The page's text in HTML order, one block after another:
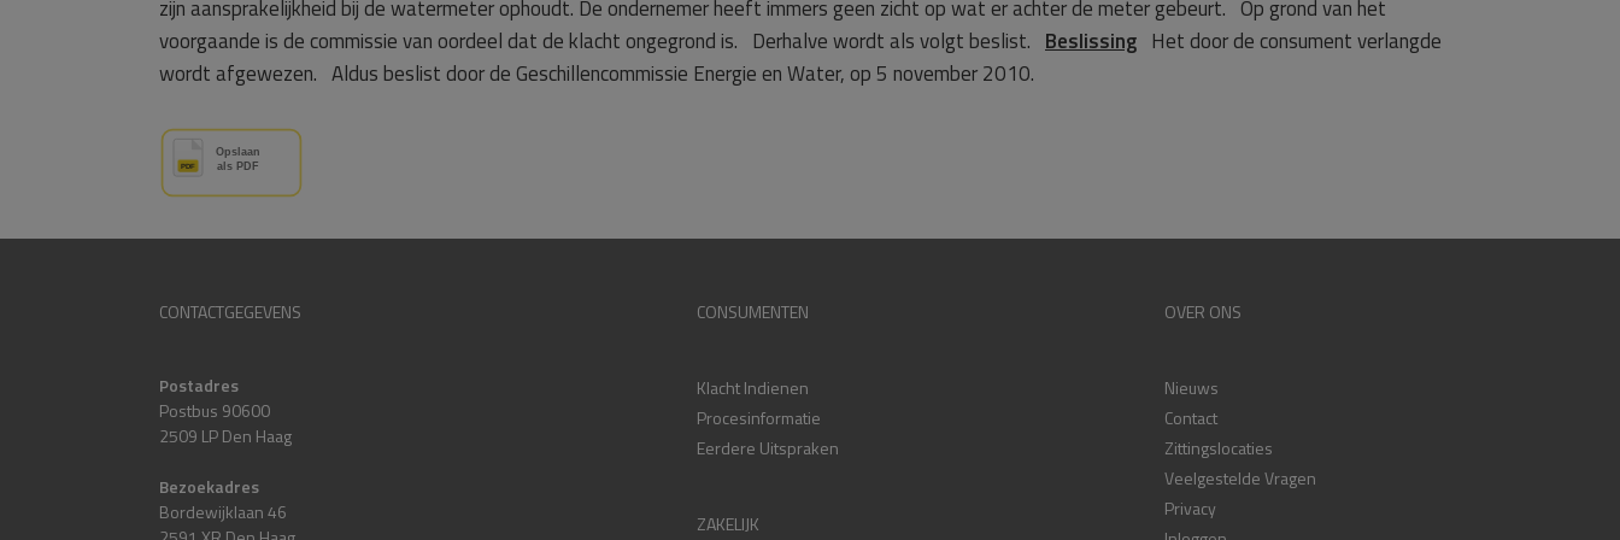
zijn aansprakelijkheid bij de watermeter ophoudt. De ondernemer heeft immers geen zicht op wat er achter de meter gebeurt. Op grond van het
voorgaande is de commissie van oordeel dat de klacht ongegrond is. Derhalve wordt als volgt beslist. Beslissing Het door de consument verlangde
wordt afgewezen. Aldus beslist door de Geschillencommissie Energie en Water, op 5 november 2010.
CONTACTGEGEVENS
Postadres
Postbus 90600
2509 LP Den Haag
Bezoekadres
Bordewijklaan 46
CONSUMENTEN
Klacht Indienen
Procesinformatie
Eerdere Uitspraken
ZAKELIJK
OVER ONS
Nieuws
Contact
Zittingslocaties
Veelgestelde Vragen
Privacy